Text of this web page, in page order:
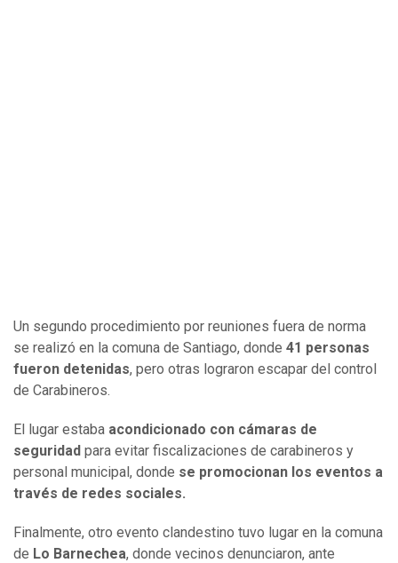
Un segundo procedimiento por reuniones fuera de norma
se realizó en la comuna de Santiago, donde 41 personas
fueron detenidas, pero otras lograron escapar del control
de Carabineros.
El lugar estaba acondicionado con cámaras de
seguridad para evitar fiscalizaciones de carabineros y
personal municipal, donde se promocionan los eventos a
través de redes sociales.
Finalmente, otro evento clandestino tuvo lugar en la comuna
de Lo Barnechea, donde vecinos denunciaron, ante